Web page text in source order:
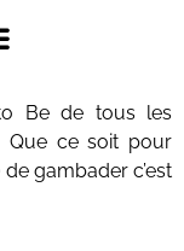
Be de tous les
Que ce soit pour
gambader c’est